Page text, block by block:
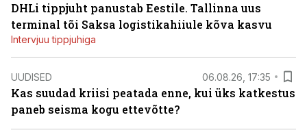
DHLi tippjuht panustab Eestile. Tallinna uus
terminal tõi Saksa logistikahiiule kõva kasvu
Intervjuu tippjuhiga
UUDISED 06.08.26, 17:35
Kas suudad kriisi peatada enne, kui üks katkestus
paneb seisma kogu ettevõtte?